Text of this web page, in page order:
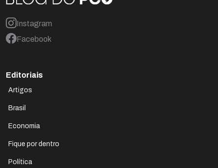
Instagram
Facebook
Editoriais
Artigos
Brasil
Economia
Fique por dentro
Política